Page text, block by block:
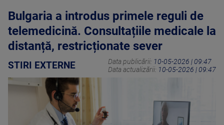
Bulgaria a introdus primele reguli de
telemedicină. Consultațiile medicale la
distanță, restricționate sever
STIRI EXTERNE Data publicării: 10-05-2026 | 09:47
Data actualizării: 10-05-2026 | 09:47